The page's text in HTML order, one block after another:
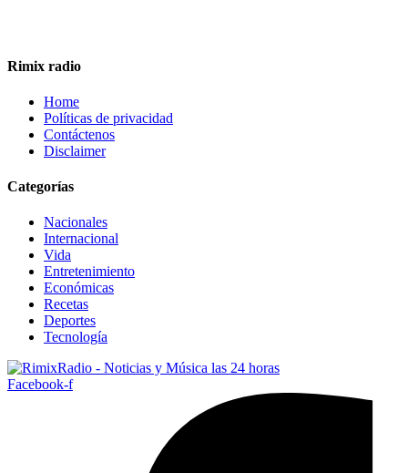
Rimix radio
Home
Políticas de privacidad
Contáctenos
Disclaimer
Categorías
Nacionales
Internacional
Vida
Entretenimiento
Económicas
Recetas
Deportes
Tecnología
Facebook-f